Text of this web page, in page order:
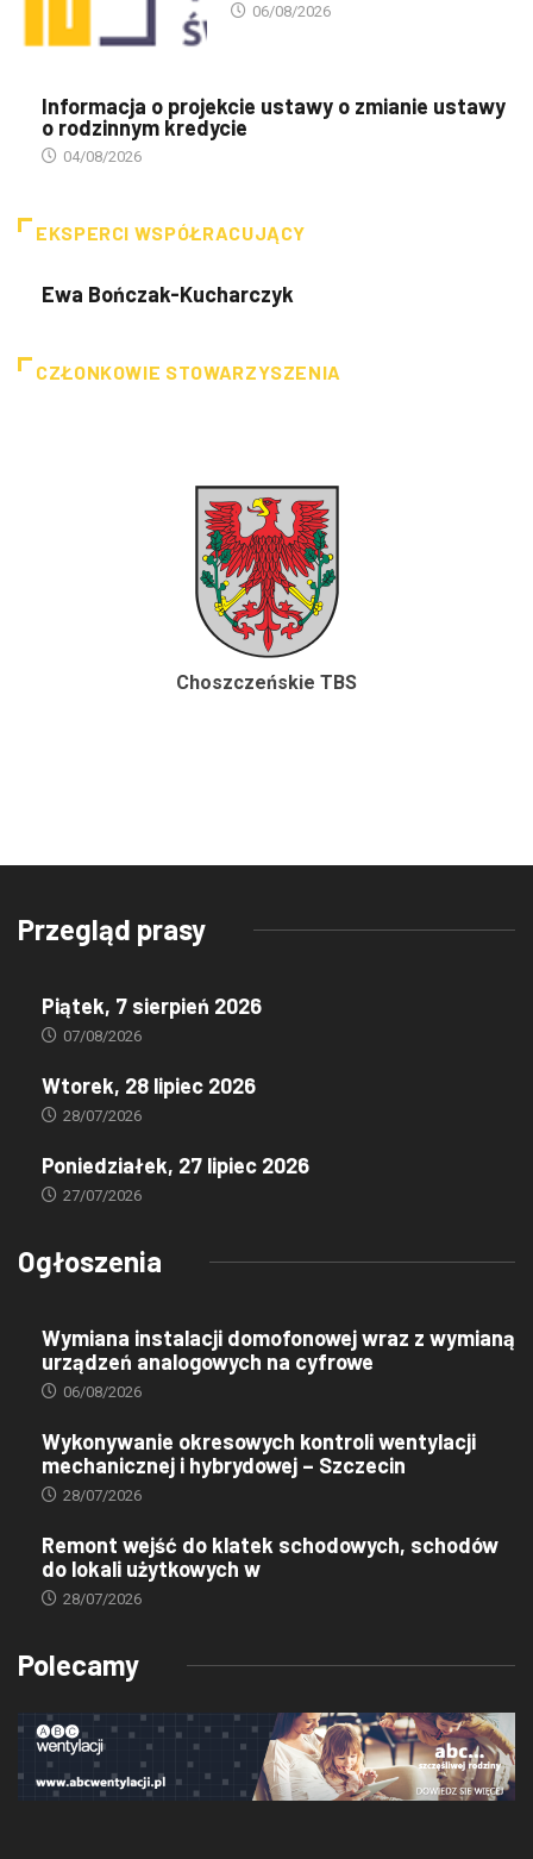
06/08/2026
Informacja o projekcie ustawy o zmianie ustawy
o rodzinnym kredycie
04/08/2026
EKSPERCI WSPÓŁRACUJĄCY
Ewa Bończak-Kucharczyk
CZŁONKOWIE STOWARZYSZENIA
Choszczeńskie TBS
Przegląd prasy
Piątek, 7 sierpień 2026
07/08/2026
Wtorek, 28 lipiec 2026
28/07/2026
Poniedziałek, 27 lipiec 2026
27/07/2026
Ogłoszenia
Wymiana instalacji domofonowej wraz z wymianą
urządzeń analogowych na cyfrowe
06/08/2026
Wykonywanie okresowych kontroli wentylacji
mechanicznej i hybrydowej – Szczecin
28/07/2026
Remont wejść do klatek schodowych, schodów
do lokali użytkowych w
28/07/2026
Polecamy